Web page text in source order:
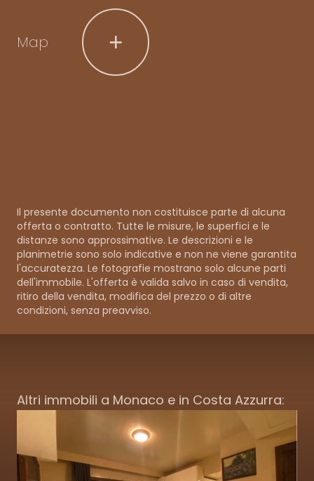
Map +
Il presente documento non costituisce parte di alcuna
offerta o contratto. Tutte le misure, le superfici e le
distanze sono approssimative. Le descrizioni e le
planimetrie sono solo indicative e non ne viene garantita
l'accuratezza. Le fotografie mostrano solo alcune parti
dell'immobile. L'offerta è valida salvo in caso di vendita,
ritiro della vendita, modifica del prezzo o di altre
condizioni, senza preavviso.
Altri immobili a Monaco e in Costa Azzurra: